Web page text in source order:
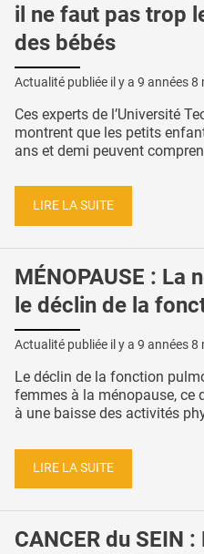
il ne faut pas trop
des bébés
Actualité publiée il y a 9 années 8
Ces experts de l’Université
montrent que les petits
ans et demi peuvent
LIRE LA SUITE
MÉNOPAUSE : La
le déclin de la
Actualité publiée il y a 9 années 8
Le déclin de la fonction
femmes à la ménopause, ce
à une baisse des activités
LIRE LA SUITE
CANCER du SEIN